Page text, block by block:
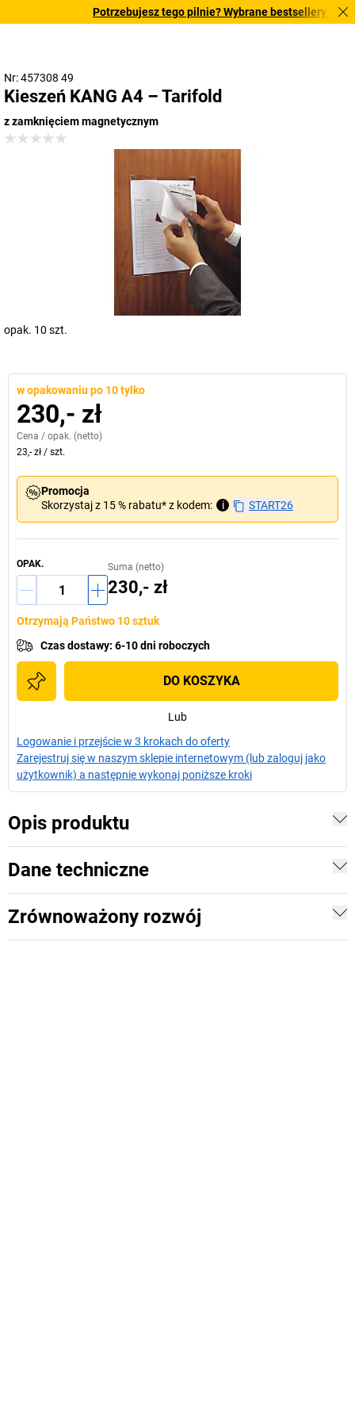
Potrzebujesz tego pilnie? Wybrane bestsellery
Nr: 457308 49
Kieszeń KANG A4 – Tarifold
z zamknięciem magnetycznym
opak. 10 szt.
w opakowaniu po 10 tylko
230,- zł
Cena / opak. (netto)
23,- zł / szt.
Promocja
Skorzystaj z 15 % rabatu* z kodem:
i START26
OPAK. Suma (netto)
230,- zł
Otrzymają Państwo 10 sztuk
Czas dostawy: 6-10 dni roboczych
DO KOSZYKA
Lub
Logowanie i przejście w 3 krokach do oferty
Zarejestruj się w naszym sklepie internetowym (lub zaloguj jako
użytkownik) a następnie wykonaj poniższe kroki
Opis produktu
Dane techniczne
Zrównoważony rozwój